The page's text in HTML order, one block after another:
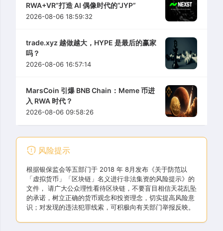
RWA+VR”打造 AI 偶像时代的“JYP”
2026-08-06 18:59:32
trade.xyz 越做越大，HYPE 是最后的赢家
吗？
2026-08-06 16:57:14
MarsCoin 引爆 BNB Chain：Meme 币进
入 RWA 时代？
2026-08-06 09:58:26
风险提示
根据银保监会等五部门于 2018 年 8月发布《关于防范以
「虚拟货币」「区块链」名义进行非法集资的风险提示》的
文件， 请广大公众理性看待区块链，不要盲目相信天花乱坠
的承诺，树立正确的货币观念和投资理念，切实提高风险意
识；对发现的违法犯罪线索，可积极向有关部门举报反映。